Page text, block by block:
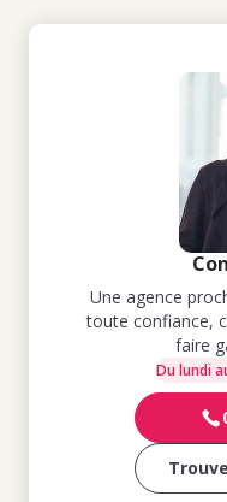
Une agence
toute confiance,
faire
Du lundi